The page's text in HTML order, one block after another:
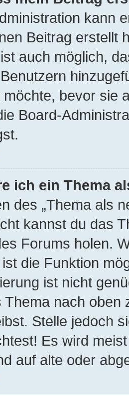
kann
Beitrag erstellt
auch möglich,
bevor sie
Board-
ich ein Thema
des „Thema als
kannst du das
Forums holen.
die Funktion
ist nicht
Thema nach oben
Stelle jedoch
Es wird
auf alte oder